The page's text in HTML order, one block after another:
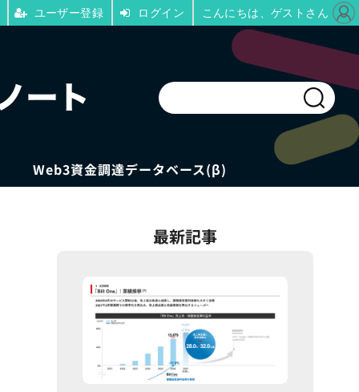
Web3資金調達データベース(β)
最新記事
ユーザー登録 ログイン こんにちは、ゲストさん